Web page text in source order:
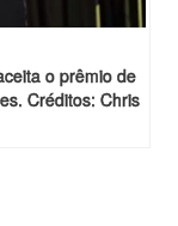
o prêmio de
Créditos: Chris